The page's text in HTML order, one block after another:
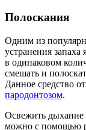
Полоскания
Одним из
устранения запаха
в одинаковом
смешать и
Данное средство
пародонтозом.
Освежить дыхание
можно с помощью